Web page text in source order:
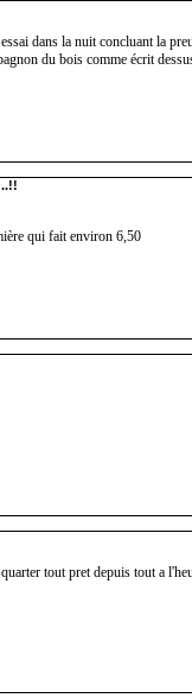
dans la nuit concluant la
du bois comme écrit
qui fait environ 6,50
tout pret depuis tout a